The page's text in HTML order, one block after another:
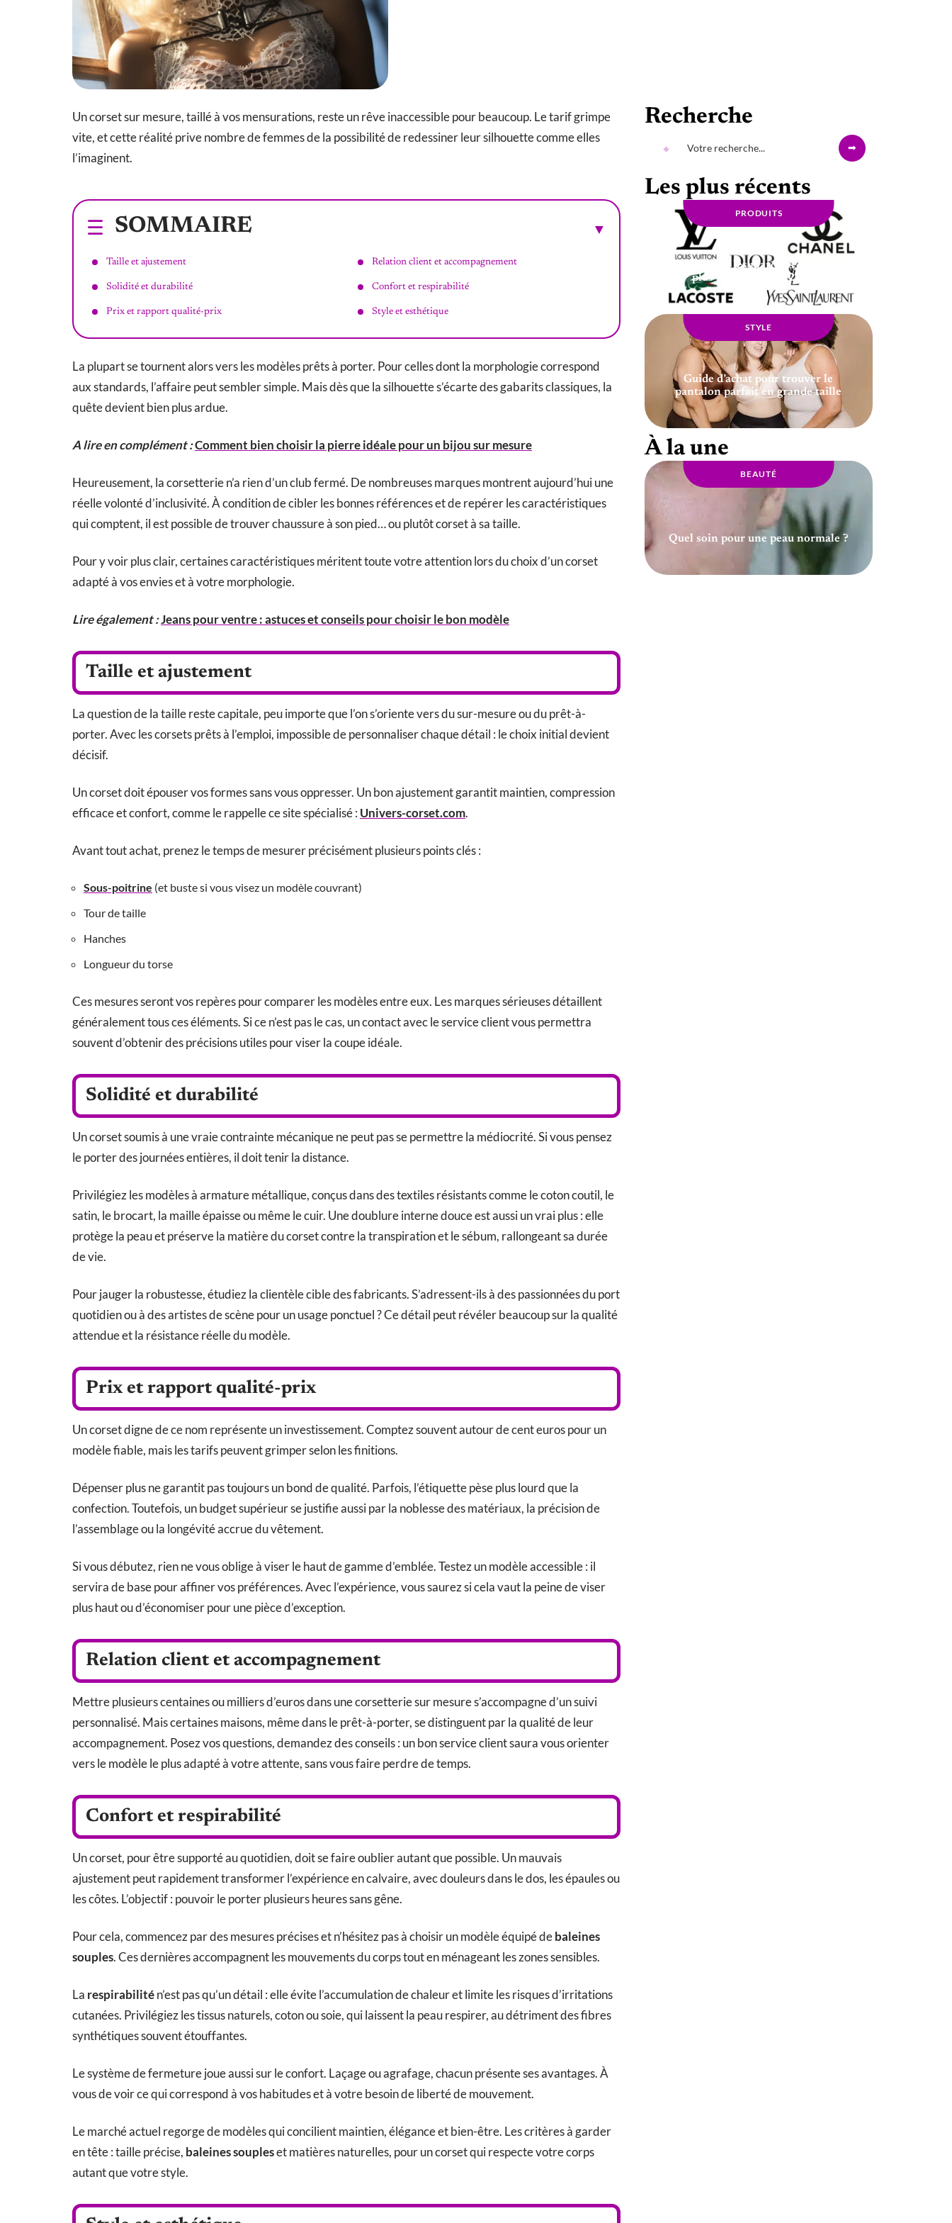
Un corset sur mesure, taillé à vos mensurations, reste un rêve inaccessible pour beaucoup. Le tarif grimpe
vite, et cette réalité prive nombre de femmes de la possibilité de redessiner leur silhouette comme elles
l’imaginent.
SOMMAIRE
Taille et ajustement
Solidité et durabilité
Prix et rapport qualité-prix
Relation client et accompagnement
Confort et respirabilité
Style et esthétique
La plupart se tournent alors vers les modèles prêts à porter. Pour celles dont la morphologie correspond
aux standards, l’affaire peut sembler simple. Mais dès que la silhouette s’écarte des gabarits classiques, la
quête devient bien plus ardue.
A lire en complément :Comment bien choisir la pierre idéale pour un bijou sur mesure
Heureusement, la corsetterie n’a rien d’un club fermé. De nombreuses marques montrent aujourd’hui une
réelle volonté d’inclusivité. À condition de cibler les bonnes références et de repérer les caractéristiques
qui comptent, il est possible de trouver chaussure à son pied… ou plutôt corset à sa taille.
Pour y voir plus clair, certaines caractéristiques méritent toute votre attention lors du choix d’un corset
adapté à vos envies et à votre morphologie.
Lire également :Jeans pour ventre : astuces et conseils pour choisir le bon modèle
Taille et ajustement
La question de la taille reste capitale, peu importe que l’on s’oriente vers du sur-mesure ou du prêt-à-
porter. Avec les corsets prêts à l’emploi, impossible de personnaliser chaque détail : le choix initial devient
décisif.
Un corset doit épouser vos formes sans vous oppresser. Un bon ajustement garantit maintien, compression
efficace et confort, comme le rappelle ce site spécialisé : Univers-corset.com.
Avant tout achat, prenez le temps de mesurer précisément plusieurs points clés :
Sous-poitrine (et buste si vous visez un modèle couvrant)
Tour de taille
Hanches
Longueur du torse
Ces mesures seront vos repères pour comparer les modèles entre eux. Les marques sérieuses détaillent
généralement tous ces éléments. Si ce n’est pas le cas, un contact avec le service client vous permettra
souvent d’obtenir des précisions utiles pour viser la coupe idéale.
Solidité et durabilité
Un corset soumis à une vraie contrainte mécanique ne peut pas se permettre la médiocrité. Si vous pensez
le porter des journées entières, il doit tenir la distance.
Privilégiez les modèles à armature métallique, conçus dans des textiles résistants comme le coton coutil, le
satin, le brocart, la maille épaisse ou même le cuir. Une doublure interne douce est aussi un vrai plus : elle
protège la peau et préserve la matière du corset contre la transpiration et le sébum, rallongeant sa durée
de vie.
Pour jauger la robustesse, étudiez la clientèle cible des fabricants. S’adressent-ils à des passionnées du port
quotidien ou à des artistes de scène pour un usage ponctuel ? Ce détail peut révéler beaucoup sur la qualité
attendue et la résistance réelle du modèle.
Prix et rapport qualité-prix
Un corset digne de ce nom représente un investissement. Comptez souvent autour de cent euros pour un
modèle fiable, mais les tarifs peuvent grimper selon les finitions.
Dépenser plus ne garantit pas toujours un bond de qualité. Parfois, l’étiquette pèse plus lourd que la
confection. Toutefois, un budget supérieur se justifie aussi par la noblesse des matériaux, la précision de
l’assemblage ou la longévité accrue du vêtement.
Si vous débutez, rien ne vous oblige à viser le haut de gamme d’emblée. Testez un modèle accessible : il
servira de base pour affiner vos préférences. Avec l’expérience, vous saurez si cela vaut la peine de viser
plus haut ou d’économiser pour une pièce d’exception.
Relation client et accompagnement
Mettre plusieurs centaines ou milliers d’euros dans une corsetterie sur mesure s’accompagne d’un suivi
personnalisé. Mais certaines maisons, même dans le prêt-à-porter, se distinguent par la qualité de leur
accompagnement. Posez vos questions, demandez des conseils : un bon service client saura vous orienter
vers le modèle le plus adapté à votre attente, sans vous faire perdre de temps.
Confort et respirabilité
Un corset, pour être supporté au quotidien, doit se faire oublier autant que possible. Un mauvais
ajustement peut rapidement transformer l’expérience en calvaire, avec douleurs dans le dos, les épaules ou
les côtes. L’objectif : pouvoir le porter plusieurs heures sans gêne.
Pour cela, commencez par des mesures précises et n’hésitez pas à choisir un modèle équipé debaleines
souples. Ces dernières accompagnent les mouvements du corps tout en ménageant les zones sensibles.
La respirabilitén’est pas qu’un détail : elle évite l’accumulation de chaleur et limite les risques d’irritations
cutanées. Privilégiez les tissus naturels, coton ou soie, qui laissent la peau respirer, au détriment des fibres
synthétiques souvent étouffantes.
Le système de fermeture joue aussi sur le confort. Laçage ou agrafage, chacun présente ses avantages. À
vous de voir ce qui correspond à vos habitudes et à votre besoin de liberté de mouvement.
Le marché actuel regorge de modèles qui concilient maintien, élégance et bien-être. Les critères à garder
en tête : taille précise, baleines soupleset matières naturelles, pour un corset qui respecte votre corps
autant que votre style.
Recherche
Les plus récents
PRODUITS
Quelles sont les marques de luxe les
plus populaires en 2021 ?
STYLE
Guide d’achat pour trouver le
pantalon parfait en grande taille
À la une
BEAUTÉ
Quel soin pour une peau normale ?